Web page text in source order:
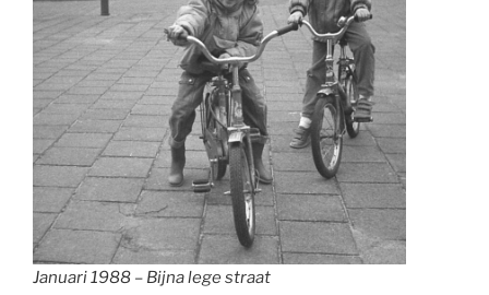
Januari 1988 – Bijna lege straat